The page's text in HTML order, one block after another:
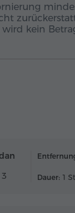
kein
Dauer: 1